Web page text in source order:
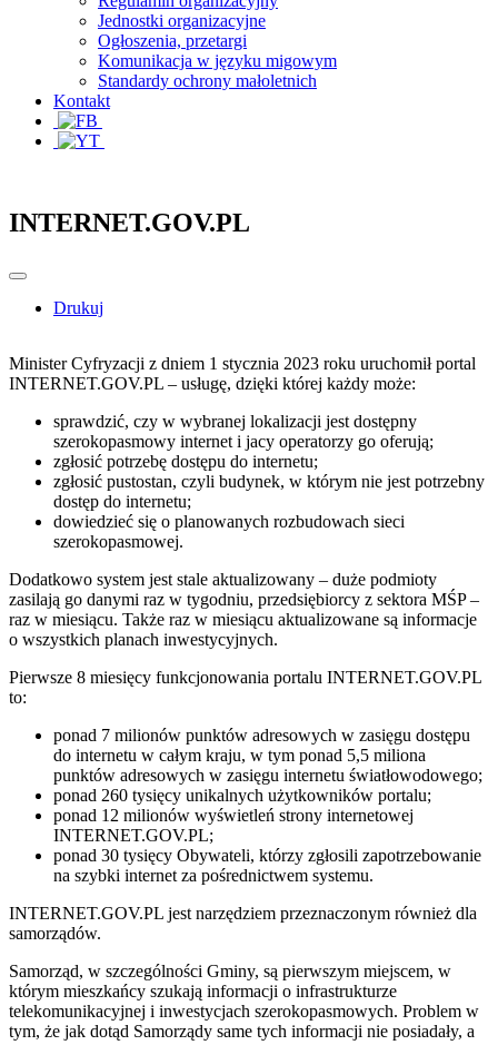
Jednostki organizacyjne
Ogłoszenia, przetargi
Komunikacja w języku migowym
Standardy ochrony małoletnich
Kontakt
INTERNET.GOV.PL
Drukuj
Minister Cyfryzacji z dniem 1 stycznia 2023 roku uruchomił portal
INTERNET.GOV.PL – usługę, dzięki której każdy może:
sprawdzić, czy w wybranej lokalizacji jest dostępny
szerokopasmowy internet i jacy operatorzy go oferują;
zgłosić potrzebę dostępu do internetu;
zgłosić pustostan, czyli budynek, w którym nie jest potrzebny
dostęp do internetu;
dowiedzieć się o planowanych rozbudowach sieci
szerokopasmowej.
Dodatkowo system jest stale aktualizowany – duże podmioty
zasilają go danymi raz w tygodniu, przedsiębiorcy z sektora MŚP –
raz w miesiącu. Także raz w miesiącu aktualizowane są informacje
o wszystkich planach inwestycyjnych.
Pierwsze 8 miesięcy funkcjonowania portalu INTERNET.GOV.PL
to:
ponad 7 milionów punktów adresowych w zasięgu dostępu
do internetu w całym kraju, w tym ponad 5,5 miliona
punktów adresowych w zasięgu internetu światłowodowego;
ponad 260 tysięcy unikalnych użytkowników portalu;
ponad 12 milionów wyświetleń strony internetowej
INTERNET.GOV.PL;
ponad 30 tysięcy Obywateli, którzy zgłosili zapotrzebowanie
na szybki internet za pośrednictwem systemu.
INTERNET.GOV.PL jest narzędziem przeznaczonym również dla
samorządów.
Samorząd, w szczególności Gminy, są pierwszym miejscem, w
którym mieszkańcy szukają informacji o infrastrukturze
telekomunikacyjnej i inwestycjach szerokopasmowych. Problem w
tym, że jak dotąd Samorządy same tych informacji nie posiadały, a